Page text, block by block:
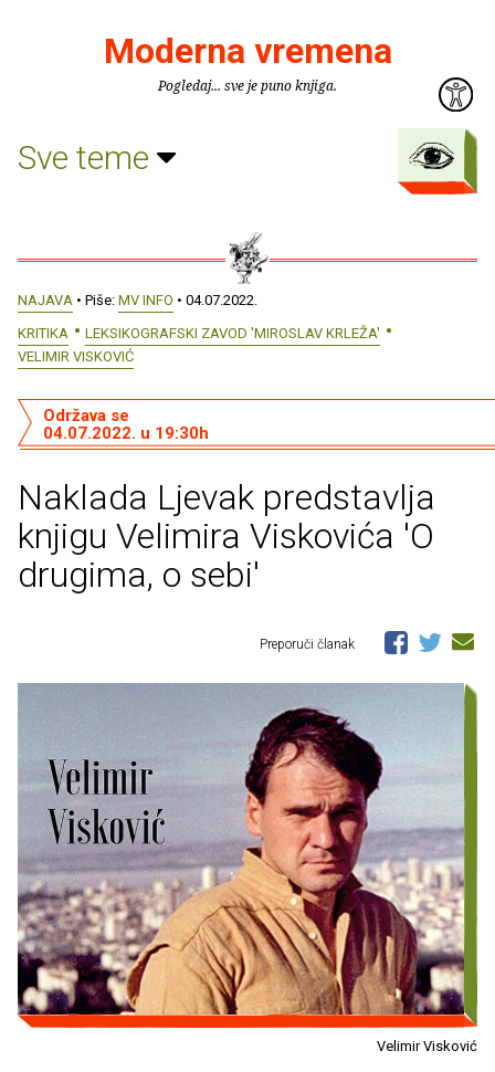
Moderna vremena
Pogledaj... sve je puno knjiga.
Sve teme
NAJAVA • Piše: MV INFO • 04.07.2022.
KRITIKA
LEKSIKOGRAFSKI ZAVOD 'MIROSLAV KRLEŽA'
VELIMIR VISKOVIĆ
Naklada Ljevak predstavlja
knjigu Velimira Viskovića 'O
drugima, o sebi'
Održava se
04.07.2022. u 19:30h
Preporuči članak
Velimir Visković